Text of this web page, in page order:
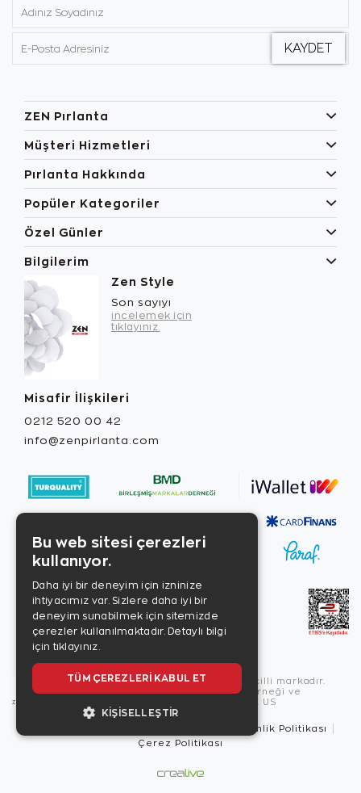
ZEN Pırlanta
Müşteri Hizmetleri
Pırlanta Hakkında
Popüler Kategoriler
Özel Günler
Bilgilerim
Zen Style
Son sayıyı
incelemek için
tıklayınız.
Misafir İlişkileri
0212 520 00 42
info@zenpirlanta.com
Copyright © 2026, Zen Diamond tescilli markadır.
Zen Diamond Birleşmiş Markalar Derneği ve
Turquality Destek Programı üyesidir. US
Güvenlik Politikası
Çerez Politikası
Bu web sitesi çerezleri
kullanıyor.
Daha iyi bir deneyim için izninize
ihtiyacımız var. Sizlere daha iyi bir
deneyim sunabilmek için sitemizde
çerezler kullanılmaktadır. Detaylı bilgi
için tıklayınız.
TÜM ÇEREZLERI KABUL ET
KIŞISELLEŞTIR